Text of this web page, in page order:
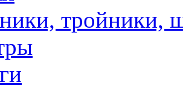
тройники,